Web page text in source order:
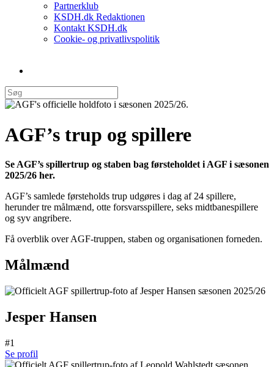
Partnerklub
KSDH.dk Redaktionen
Kontakt KSDH.dk
Cookie- og privatlivspolitik
AGF’s trup og spillere
Se AGF’s spillertrup og staben bag førsteholdet i AGF i sæsonen
2025/26 her.
AGF’s samlede førsteholds trup udgøres i dag af 24 spillere,
herunder tre målmænd, otte forsvarsspillere, seks midtbanespillere
og syv angribere.
Få overblik over AGF-truppen, staben og organisationen forneden.
Målmænd
Jesper Hansen
#1
Se profil